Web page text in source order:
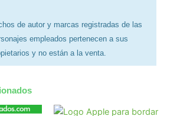
de autor y marcas registradas de las
empleados pertenecen a sus
y no están a la venta.